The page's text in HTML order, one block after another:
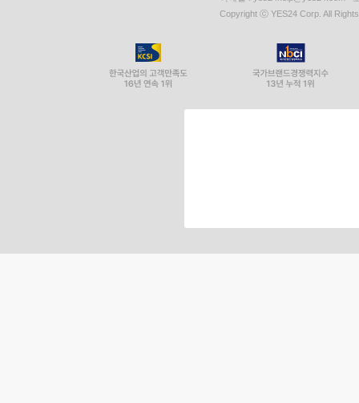
Copyright ⓒ YES24 Corp. All